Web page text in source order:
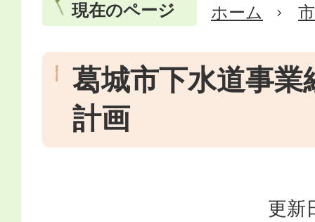
現在のページ ホーム
葛城市下水道事業
計画
更新